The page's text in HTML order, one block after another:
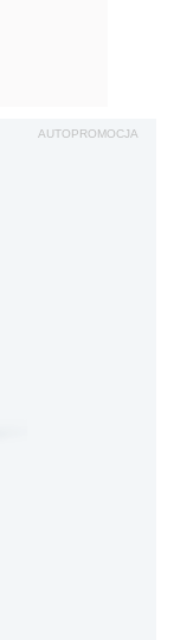
AUTOPROMOCJA